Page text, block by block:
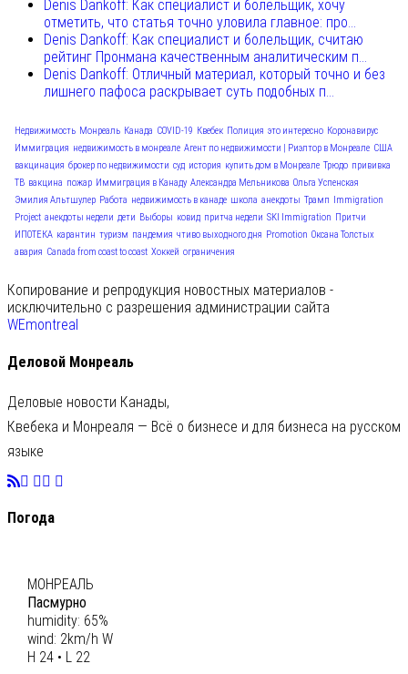
Denis Dankoff: Как специалист и болельщик, хочу
отметить, что статья точно уловила главное: про...
Denis Dankoff: Как специалист и болельщик, считаю
рейтинг Пронмана качественным аналитическим п...
Denis Dankoff: Отличный материал, который точно и без
лишнего пафоса раскрывает суть подобных п...
Недвижимость Монреаль Канада COVID-19 Квебек Полиция это интересно Коронавирус
Иммиграция недвижимость в монреале Агент по недвижимости | Риэлтор в Монреале США
вакцинация брокер по недвижимости суд история купить дом в Монреале Трюдо прививка
ТВ вакцина пожар Иммиграция в Канаду Александра Мельникова Ольга Успенская
Эмилия Альтшулер Работа недвижимость в канаде школа анекдоты Трамп
Immigration
Project анекдоты недели дети Выборы ковид притча недели SKI Immigration Притчи
ИПОТЕКА карантин туризм пандемия чтиво выходного дня Promotion Оксана Толстых
авария Canada from coast to coast Хоккей ограничения
Копирование и репродукция новостных материалов -
исключительно с разрешения администрации сайта
WEmontreal
Деловой Монреаль
Деловые новости Канады,
Квебека и Монреаля — Всё о бизнесе и для бизнеса на русском
языке
Погода
МОНРЕАЛЬ
Пасмурно
humidity: 65%
wind: 2km/h W
H 24 • L 22